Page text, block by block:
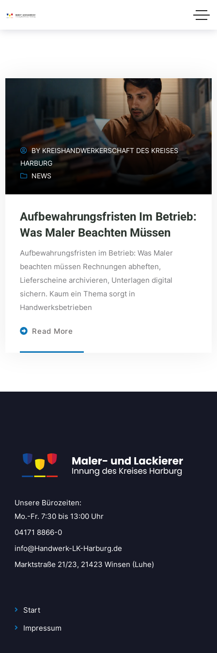
BY KREISHANDWERKERSCHAFT DES KREISES
HARBURG
NEWS
Aufbewahrungsfristen Im Betrieb:
Was Maler Beachten Müssen
Aufbewahrungsfristen im Betrieb: Was Maler
beachten müssen Rechnungen abheften,
Lieferscheine archivieren, Unterlagen digital
sichern. Kaum ein Thema sorgt in
Handwerksbetrieben
Read More
Unsere Bürozeiten:
Mo.-Fr. 7:30 bis 13:00 Uhr
04171 8866-0
info@Handwerk-LK-Harburg.de
Marktstraße 21/23, 21423 Winsen (Luhe)
Start
Impressum